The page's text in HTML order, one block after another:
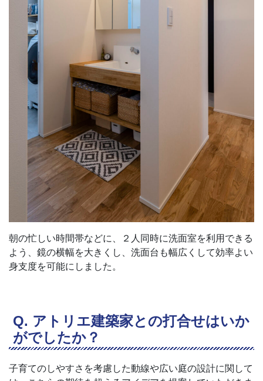
朝の忙しい時間帯などに、２人同時に洗面室を利用できる
よう、鏡の横幅を大きくし、洗面台も幅広くして効率よい
身支度を可能にしました。
アトリエ建築家との打合せはいか
がでしたか？
子育てのしやすさを考慮した動線や広い庭の設計に関して